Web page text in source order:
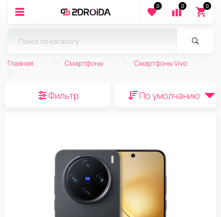
0 0 0
Главная Смартфоны Смартфоны Vivo
Фильтр По умолчанию